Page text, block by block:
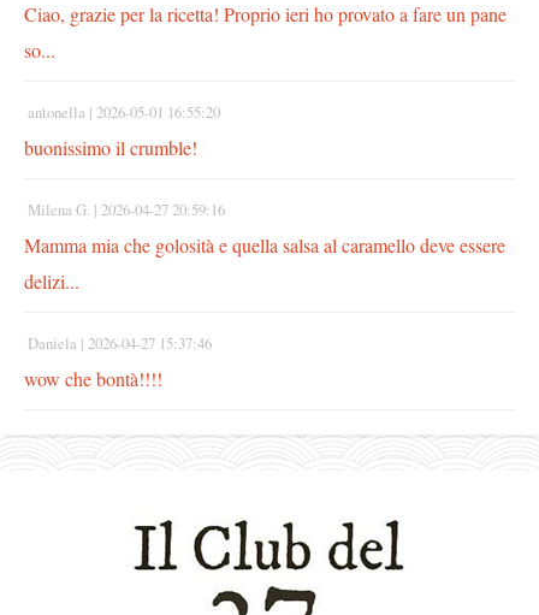
Ciao, grazie per la ricetta! Proprio ieri ho provato a fare un pane
so...
antonella | 2026-05-01 16:55:20
buonissimo il crumble!
Milena G. | 2026-04-27 20:59:16
Mamma mia che golosità e quella salsa al caramello deve essere
delizi...
Daniela | 2026-04-27 15:37:46
wow che bontà!!!!